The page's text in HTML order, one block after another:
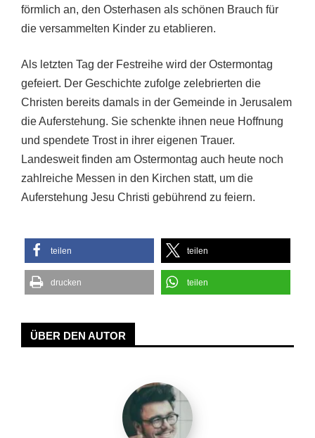
förmlich an, den Osterhasen als schönen Brauch für
die versammelten Kinder zu etablieren.
Als letzten Tag der Festreihe wird der Ostermontag
gefeiert. Der Geschichte zufolge zelebrierten die
Christen bereits damals in der Gemeinde in Jerusalem
die Auferstehung. Sie schenkte ihnen neue Hoffnung
und spendete Trost in ihrer eigenen Trauer.
Landesweit finden am Ostermontag auch heute noch
zahlreiche Messen in den Kirchen statt, um die
Auferstehung Jesu Christi gebührend zu feiern.
teilen teilen
drucken teilen
ÜBER DEN AUTOR